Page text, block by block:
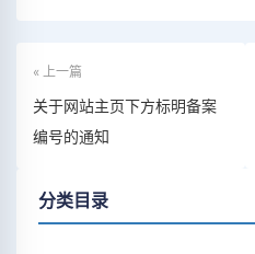
« 上一篇
关于网站主页下方标明备案
编号的通知
分类目录